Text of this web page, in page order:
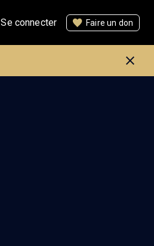
Se connecter Faire un don